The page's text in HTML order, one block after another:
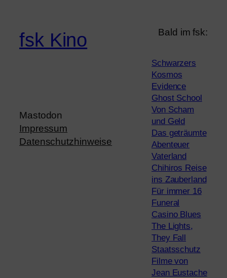
fsk Kino
Mastodon
Impressum
Datenschutzhinweise
Bald im fsk:
Schwarzers
Kosmos
Evidence
Ghost School
Von Scham
und Geld
Das geträumte
Abenteuer
Vaterland
Chihiros Reise
ins Zauberland
Für immer 16
Funeral
Casino Blues
The Lights,
They Fall
Staatsschutz
Filme von
Jean Eustache